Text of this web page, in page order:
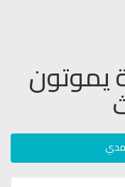
يموتون